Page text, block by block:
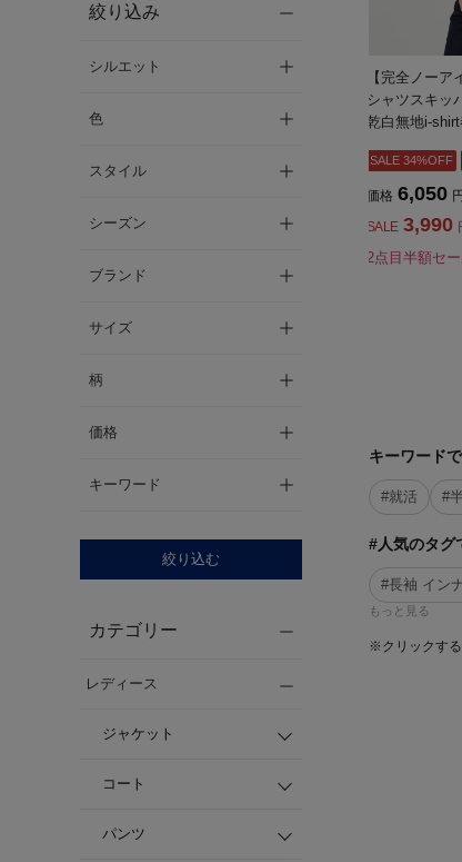
絞り込み
シルエット
色
スタイル
シーズン
ブランド
サイズ
柄
価格
キーワード
絞り込む
カテゴリー
レディース
ジャケット
コート
パンツ
【完全ノーア
シャツスキッ
乾白無地i-shirt
SALE 34%OFF
価格 6,050
SALE 3,990
2点目半額セ
キーワード
#就活 #
#人気のタグ
#長袖 イン
もっと見る
※クリックする